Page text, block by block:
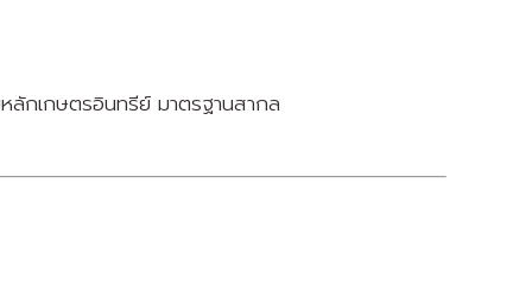
ลักเกษตรอินทรีย์ มาตรฐานสากล